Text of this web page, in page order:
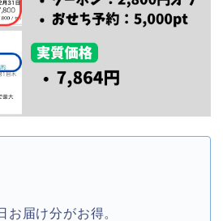
届け分がお得。